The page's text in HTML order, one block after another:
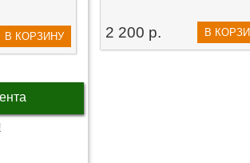
В КОРЗИНУ 2 200 р. В